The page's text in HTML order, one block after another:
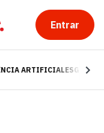
Entrar
ARTIFICIALESG